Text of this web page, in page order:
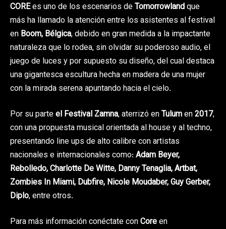
COREes uno de los escenarios deTomorrowlandque
más ha llamado la atención entre los asistentes al festival
en Boom, Bélgica, debido en gran medida a la impactante
naturaleza que lo rodea, sin olvidar su poderoso audio, el
juego de luces y por supuesto su diseño, del cual destaca
una gigantesca escultura hecha en madera de una mujer
con la mirada serena apuntando hacia el cielo.
Por su parteel Festival Zamna, aterrizó enTulumen2017,
con una propuesta musical orientada al house y al techno,
presentando line ups de alto calibre con artistas
nacionales e internacionales como: Adam Beyer,
Rebolledo, Charlotte De Witte, Danny Tenaglia, Artbat,
Zombies In Miami, Dubfire, Nicole Moudaber, Guy Gerber,
Diplo, entre otros.
Para más información conéctate conCoreen